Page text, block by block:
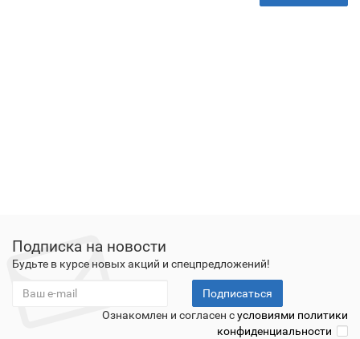
Подписка на новости
Будьте в курсе новых акций и спецпредложений!
Подписаться
Ознакомлен и согласен сусловиями политики
конфиденциальности